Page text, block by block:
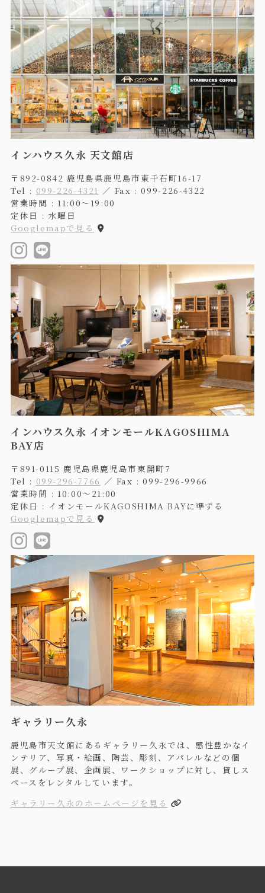
インハウス久永 天文館店
〒892-0842 鹿児島県鹿児島市東千石町16-17
Tel : 099-226-4321 ／ Fax : 099-226-4322
営業時間 : 11:00〜19:00
定休日 : 水曜日
Googlemapで見る
インハウス久永 イオンモールKAGOSHIMA
BAY店
〒891-0115 鹿児島県鹿児島市東開町7
Tel : 099-296-7766 ／ Fax : 099-296-9966
営業時間 : 10:00〜21:00
定休日 : イオンモールKAGOSHIMA BAYに準ずる
Googlemapで見る
ギャラリー久永
鹿児島市天文館にあるギャラリー久永では、感性豊かなイ
ンテリア、写真・絵画、陶芸、彫刻、アパレルなどの個
展、グループ展、企画展、ワークショップに対し、貸しス
ペースをレンタルしています。
ギャラリー久永のホームページを見る